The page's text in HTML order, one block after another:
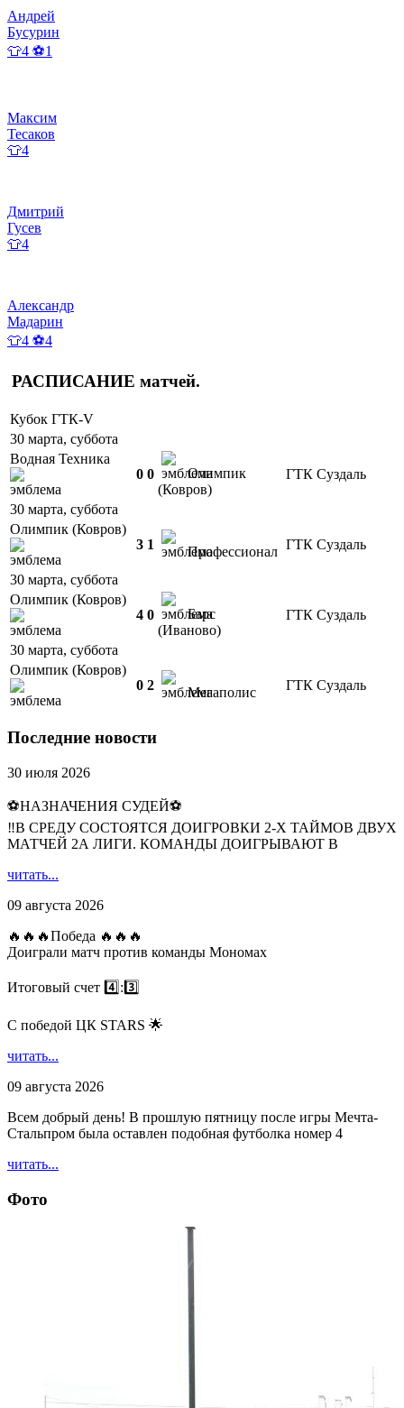
Андрей
Бусурин
👕4 ⚽1
Максим
Тесаков
👕4
Дмитрий
Гусев
👕4
Александр
Мадарин
👕4 ⚽4
РАСПИСАНИЕ матчей.
Кубок ГТК-V
30 марта, суббота
Водная Техника
0 0
Олимпик
(Ковров)
ГТК Суздаль
30 марта, суббота
Олимпик (Ковров)
3 1 Профессионал ГТК Суздаль
30 марта, суббота
Олимпик (Ковров)
4 0
Барс
(Иваново)
ГТК Суздаль
30 марта, суббота
Олимпик (Ковров)
0 2 Мегаполис ГТК Суздаль
Последние новости
30 июля 2026
⚽НАЗНАЧЕНИЯ СУДЕЙ⚽
‼В СРЕДУ СОСТОЯТСЯ ДОИГРОВКИ 2-Х ТАЙМОВ ДВУХ
МАТЧЕЙ 2А ЛИГИ. КОМАНДЫ ДОИГРЫВАЮТ В
читать...
09 августа 2026
🔥🔥🔥Победа 🔥🔥🔥
Доиграли матч против команды Мономах
Итоговый счет 4️⃣:3️⃣
С победой ЦК STARS 🌟
читать...
09 августа 2026
Всем добрый день! В прошлую пятницу после игры Мечта-
Стальпром была оставлен подобная футболка номер 4
читать...
Фото